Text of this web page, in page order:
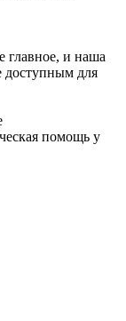
и наша
доступным для
помощь у